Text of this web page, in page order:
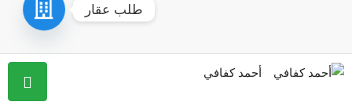
أحمد كفافي
طلب عقار